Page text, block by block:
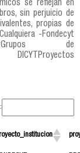
se reflejan en
sin perjuicio de
propias de
-Fondecyt
de